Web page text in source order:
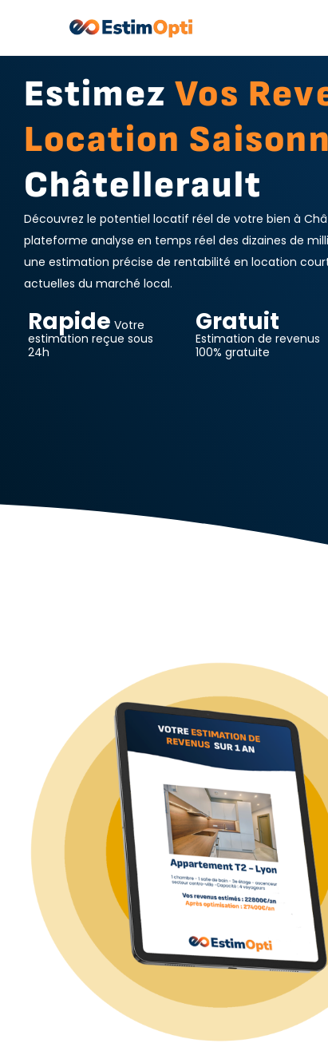
EstimezVos
Location
Châtellerault
Découvrez le potentiel locatif réel de votre bien à
plateforme analyse en temps réel des dizaines de
une estimation précise de rentabilité en location
actuelles du marché local.
Rapide Votre
estimation reçue sous
24h
Gratuit
Estimation de revenus
100% gratuite